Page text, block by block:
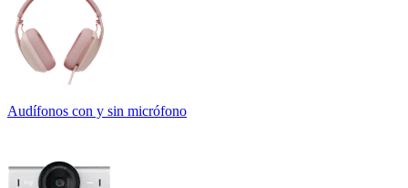
Audífonos con y sin micrófono